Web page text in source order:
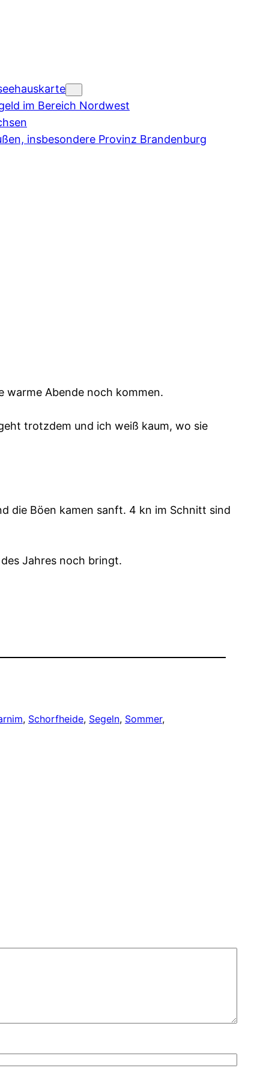
im Bereich Nordwest
insbesondere Provinz Brandenburg
warme Abende noch kommen.
trotzdem und ich weiß kaum, wo sie
die Böen kamen sanft. 4 kn im Schnitt sind
Jahres noch bringt.
, Schorfheide, Segeln, Sommer